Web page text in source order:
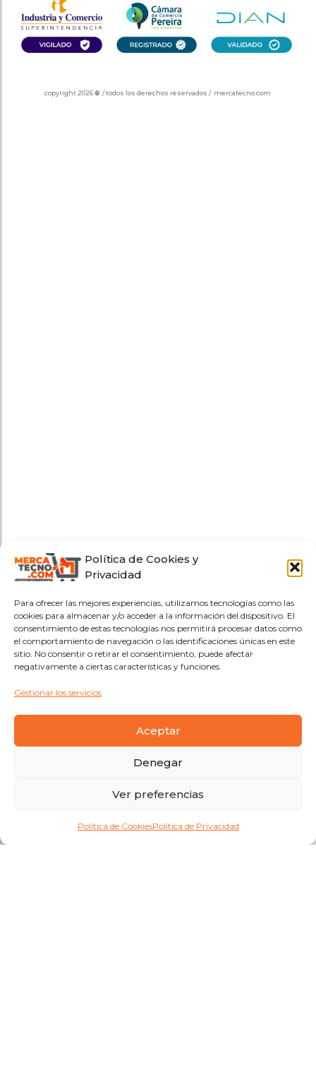
Política de Cookies y
Privacidad
Para ofrecer las mejores experiencias, utilizamos tecnologías como las
cookies para almacenar y/o acceder a la información del dispositivo. El
consentimiento de estas tecnologías nos permitirá procesar datos como
el comportamiento de navegación o las identificaciones únicas en este
sitio. No consentir o retirar el consentimiento, puede afectar
negativamente a ciertas características y funciones.
Gestionar los servicios
Aceptar
Denegar
Ver preferencias
Política de CookiesPolítica de Privacidad
copyright 2026® / todos los derechos reservados / mercatecno.com